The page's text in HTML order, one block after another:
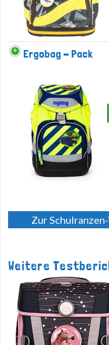
Ergobag - Pack
Zur
Weitere